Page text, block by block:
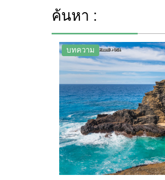
ค้นหา :
บทความ